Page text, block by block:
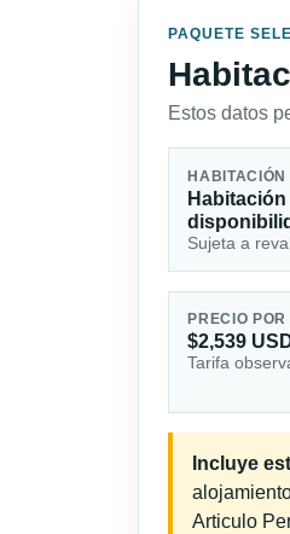
PAQUETE
Estos datos
Sujeta a
PRECIO
$2,539
Tarifa
Incluye
Articulo